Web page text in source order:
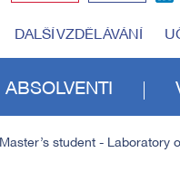
DALŠÍ VZDĚLÁVÁNÍ
ABSOLVENTI
Master’s student - Laboratory